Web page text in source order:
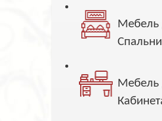
Мебель
Спальни
Мебель